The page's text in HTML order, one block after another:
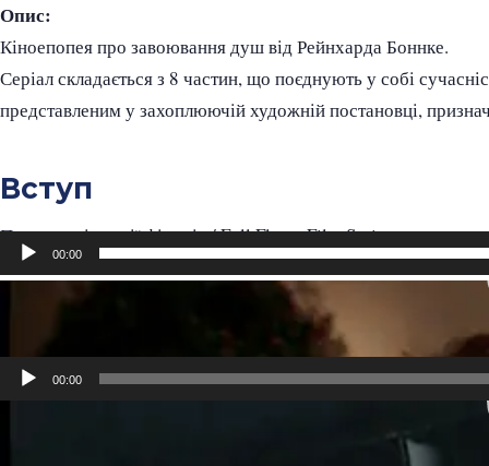
Опис:
Кіноепопея про завоювання душ від Рейнхарда Боннке.
Серіал складається з 8 частин, що поєднують у собі
представленим у захоплюючій художній постановці,
Вступ
Презентація серії фільмів / Full Flame Film Series
00:00
Частина 1
Загублені у морі / Lost at Sea
00:00